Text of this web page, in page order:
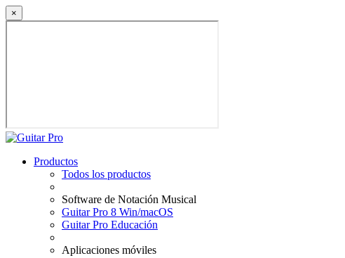
×
Productos
Todos los productos
Software de Notación Musical
Guitar Pro 8 Win/macOS
Guitar Pro Educación
Aplicaciones móviles